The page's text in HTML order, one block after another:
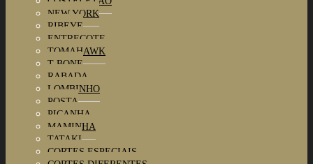
NEW YORK
RIBEYE
ENTRECOTE
TOMAHAWK
T-BONE
RABADA
LOMBINHO
POSTA
PICANHA
MAMINHA
TATAKI
CORTES ESPECIAIS